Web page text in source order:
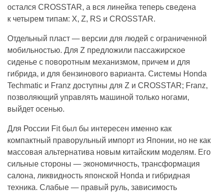
остался CROSSTAR, а вся линейка теперь сведена
к четырем типам: X, Z, RS и CROSSTAR.
Отдельный пласт — версии для людей с ограниченной
мобильностью. Для Z предложили пассажирское
сиденье с поворотным механизмом, причем и для
гибрида, и для бензинового варианта. Системы Honda
Techmatic и Franz доступны для Z и CROSSTAR; Franz,
позволяющий управлять машиной только ногами,
выйдет осенью.
Для России Fit был бы интересен именно как
компактный праворульный импорт из Японии, но не как
массовая альтернатива новым китайским моделям. Его
сильные стороны — экономичность, трансформация
салона, ликвидность японской Honda и гибридная
техника. Слабые — правый руль, зависимость